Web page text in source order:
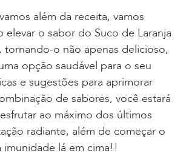
além da receita, vamos
elevar o sabor do Suco de Laranja
tornando-o não apenas delicioso,
opção saudável para o seu
e sugestões para aprimorar
de sabores, você estará
ao máximo dos últimos
radiante, além de começar o
lá em cima!!